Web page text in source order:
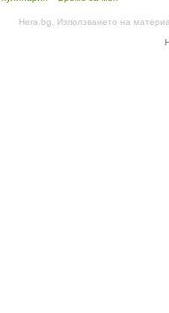
Hera.bg. Използването на